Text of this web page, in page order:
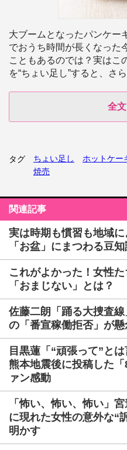
大ブームとなったパンケー
でおうち時間が長くなった
こともあるのでは？実はこ
を“ちょい足し”すると、さ
全
タグ ちょい足し ホットケー
焼売
関連記事
実は時期も慣習も地域
「お盆」にまつわる豆
これがよかった！女性
「おまじない」とは？
佐藤二朗「踊る大捜査
の「番宣稼働拒否」が
目黒蓮「“頑張って”と
熊本地震後に投稿した
ァン感動
「怖い、怖い、怖い」
に現れた女性の意外な“
明かす